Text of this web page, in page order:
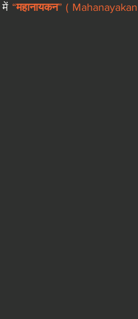
में “महानायकन” (